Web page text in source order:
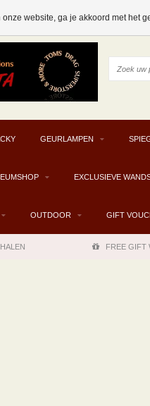
GEURLAMPEN
EXCLUSIEVE
OUTDOOR GIFT
FREE GIFT
website, ga je akkoord met het